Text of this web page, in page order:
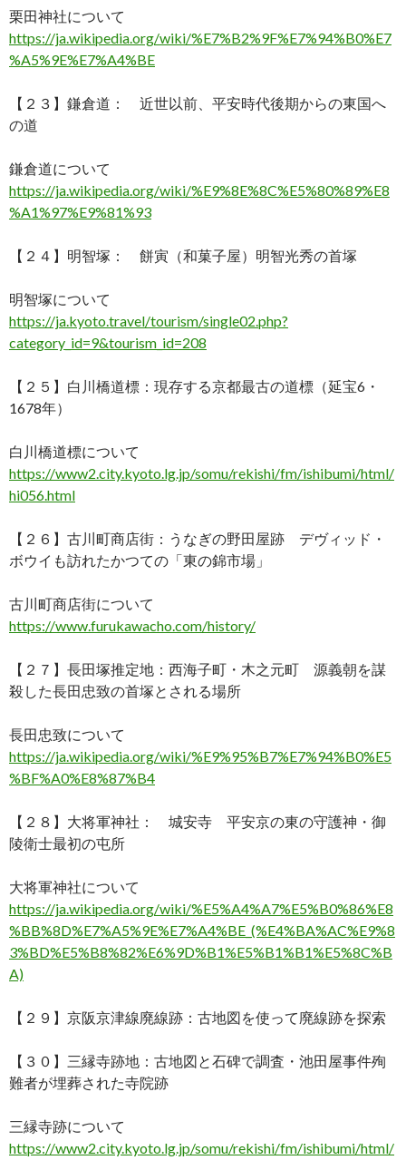
栗田神社について
https://ja.wikipedia.org/wiki/%E7%B2%9F%E7%94%B0%E7
%A5%9E%E7%A4%BE
【２３】鎌倉道： 近世以前、平安時代後期からの東国へ
の道
鎌倉道について
https://ja.wikipedia.org/wiki/%E9%8E%8C%E5%80%89%E8
%A1%97%E9%81%93
【２４】明智塚： 餅寅（和菓子屋）明智光秀の首塚
明智塚について
https://ja.kyoto.travel/tourism/single02.php?
category_id=9&tourism_id=208
【２５】白川橋道標：現存する京都最古の道標（延宝6・
1678年）
白川橋道標について
https://www2.city.kyoto.lg.jp/somu/rekishi/fm/ishibumi/html/
hi056.html
【２６】古川町商店街：うなぎの野田屋跡 デヴィッド・
ボウイも訪れたかつての「東の錦市場」
古川町商店街について
https://www.furukawacho.com/history/
【２７】長田塚推定地：西海子町・木之元町 源義朝を謀
殺した長田忠致の首塚とされる場所
長田忠致について
https://ja.wikipedia.org/wiki/%E9%95%B7%E7%94%B0%E5
%BF%A0%E8%87%B4
【２８】大将軍神社： 城安寺 平安京の東の守護神・御
陵衛士最初の屯所
大将軍神社について
https://ja.wikipedia.org/wiki/%E5%A4%A7%E5%B0%86%E8
%BB%8D%E7%A5%9E%E7%A4%BE_(%E4%BA%AC%E9%8
3%BD%E5%B8%82%E6%9D%B1%E5%B1%B1%E5%8C%B
A)
【２９】京阪京津線廃線跡：古地図を使って廃線跡を探索
【３０】三縁寺跡地：古地図と石碑で調査・池田屋事件殉
難者が埋葬された寺院跡
三縁寺跡について
https://www2.city.kyoto.lg.jp/somu/rekishi/fm/ishibumi/html/